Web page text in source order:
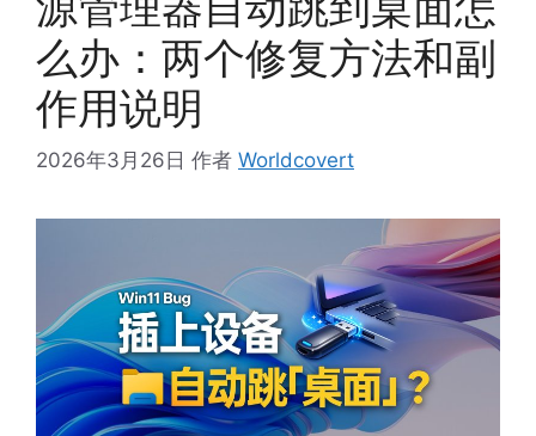
么办：两个修复方法和副
作用说明
2026年3月26日 作者 Worldcovert